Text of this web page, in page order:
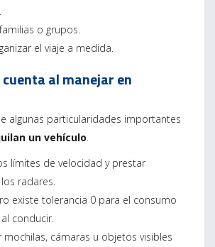
o grupos.
el viaje a medida.
al manejar en
algunas particularidades importantes
un vehículo
límites de velocidad y prestar
radares.
existe tolerancia 0 para el consumo
conducir.
mochilas, cámaras u objetos visibles